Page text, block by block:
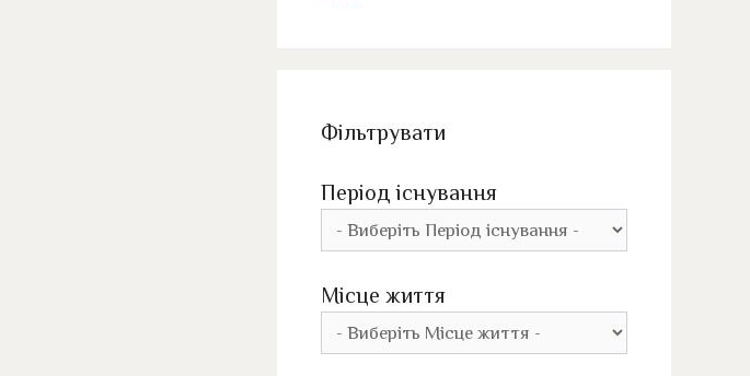
Фільтрувати
Період існування
Місце життя